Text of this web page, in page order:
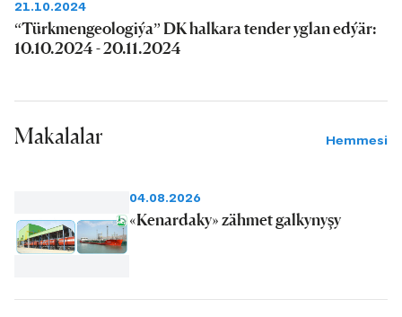
21.10.2024
“Türkmengeologiýa” DK halkara tender yglan edýär:
10.10.2024 - 20.11.2024
Makalalar Hemmesi
04.08.2026
«Kenardaky» zähmet galkynyşy